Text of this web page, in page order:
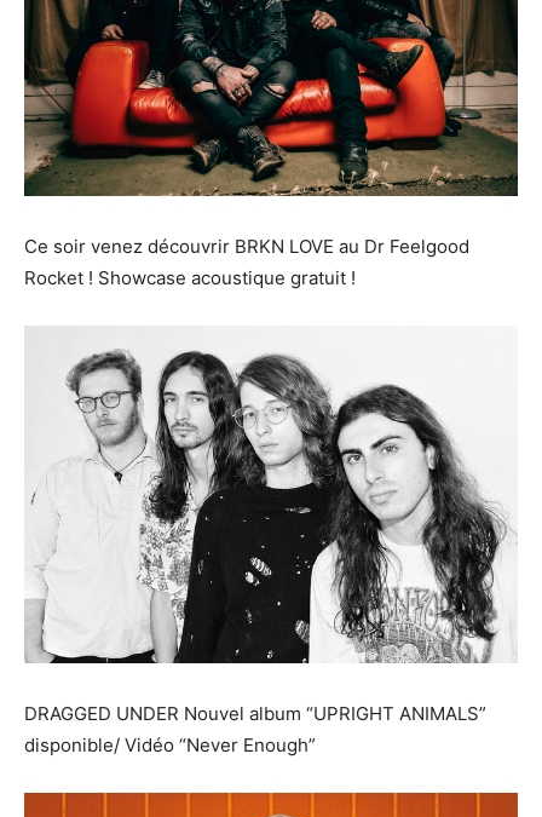
Ce soir venez découvrir BRKN LOVE au Dr Feelgood
Rocket ! Showcase acoustique gratuit !
DRAGGED UNDER Nouvel album “UPRIGHT ANIMALS”
disponible/ Vidéo “Never Enough”